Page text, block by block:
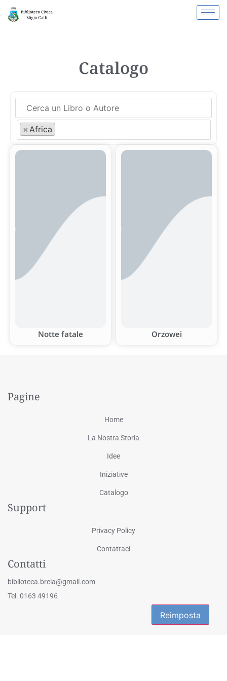
Catalogo
Reimposta
× Africa
Reimposta
Notte fatale Orzowei
Pagine
Home
La Nostra Storia
Idee
Iniziative
Catalogo
Support
Privacy Policy
Contattaci
Contatti
biblioteca.breia@gmail.com
Tel. 0163 49196